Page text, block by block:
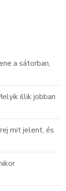
a sátorban,
illik jobban
mit jelent, és